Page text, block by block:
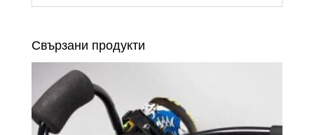
Свързани продукти